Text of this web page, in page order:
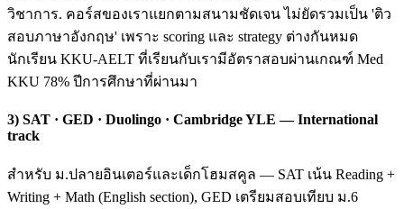
วิชาการ. คอร์สของเราแยกตามสนามชัดเจน ไม่ยัดรวมเป็น 'ติว
สอบภาษาอังกฤษ' เพราะ scoring และ strategy ต่างกันหมด
นักเรียน KKU-AELT ที่เรียนกับเรามีอัตราสอบผ่านเกณฑ์ Med
KKU 78% ปีการศึกษาที่ผ่านมา
3) SAT · GED · Duolingo · Cambridge YLE — International
track
สำหรับ ม.ปลายอินเตอร์และเด็กโฮมสคูล — SAT เน้น Reading +
Writing + Math (English section), GED เตรียมสอบเทียบ ม.6